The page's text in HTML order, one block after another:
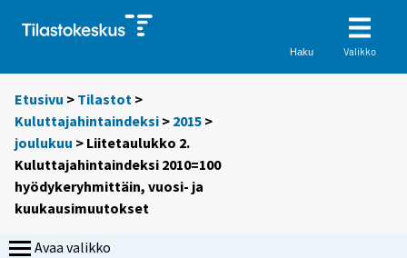
Haku Valikko
Etusivu > Tilastot >
Kuluttajahintaindeksi > 2015 >
joulukuu > Liitetaulukko 2.
Kuluttajahintaindeksi 2010=100
hyödykeryhmittäin, vuosi- ja
kuukausimuutokset
Avaa valikko